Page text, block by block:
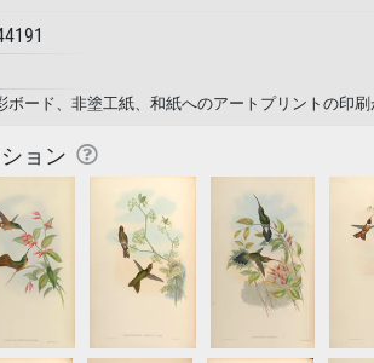
ボード、非塗工紙、和紙へのアートプリントの印
ョン